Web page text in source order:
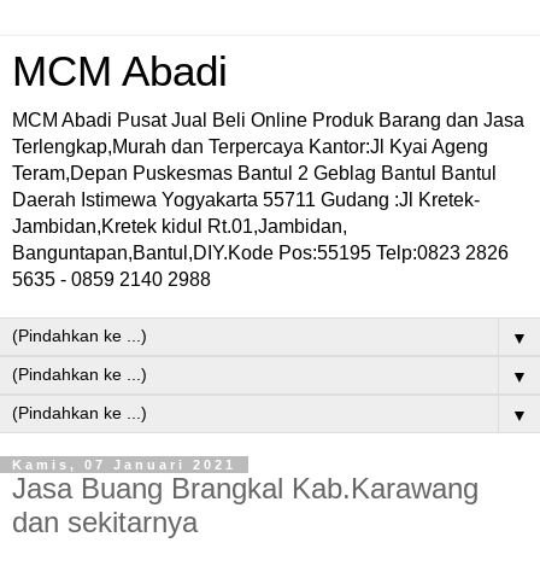
MCM Abadi
MCM Abadi Pusat Jual Beli Online Produk Barang dan Jasa
Terlengkap,Murah dan Terpercaya Kantor:Jl Kyai Ageng
Teram,Depan Puskesmas Bantul 2 Geblag Bantul Bantul
Daerah Istimewa Yogyakarta 55711 Gudang :Jl Kretek-
Jambidan,Kretek kidul Rt.01,Jambidan,
Banguntapan,Bantul,DIY.Kode Pos:55195 Telp:0823 2826
5635 - 0859 2140 2988
▼
▼
▼
Kamis, 07 Januari 2021
Jasa Buang Brangkal Kab.Karawang
dan sekitarnya